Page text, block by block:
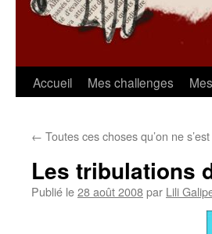
Aller
contenu
Accueil Mes challenges
← Toutes ces choses qu’on ne
Les tribulations
Publié le28 août 2008par Lili